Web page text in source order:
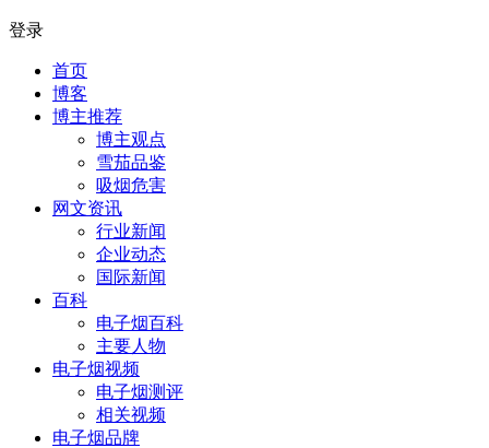
登录
首页
博客
博主推荐
博主观点
雪茄品鉴
吸烟危害
网文资讯
行业新闻
企业动态
国际新闻
百科
电子烟百科
主要人物
电子烟视频
电子烟测评
相关视频
电子烟品牌